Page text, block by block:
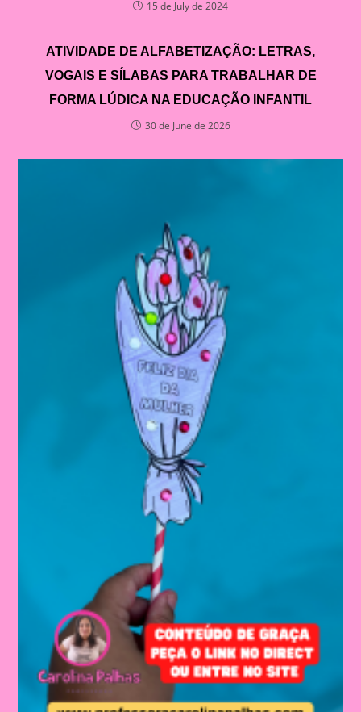
15 de July de 2024
ATIVIDADE DE ALFABETIZAÇÃO: LETRAS,
VOGAIS E SÍLABAS PARA TRABALHAR DE
FORMA LÚDICA NA EDUCAÇÃO INFANTIL
30 de June de 2026